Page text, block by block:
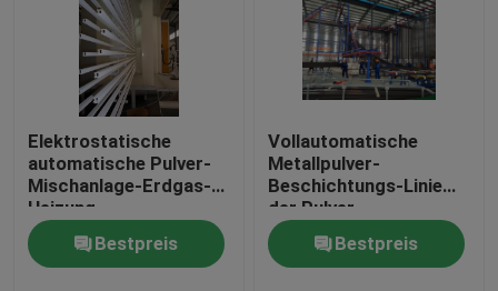
Elektrostatische
automatische Pulver-
Mischanlage-Erdgas-
Heizung
Bestpreis
Vollautomatische
Metallpulver-
Beschichtungs-Linie
der Pulver-
Beschichtungs-
Farben-Anlagen380v
220V
Bestpreis